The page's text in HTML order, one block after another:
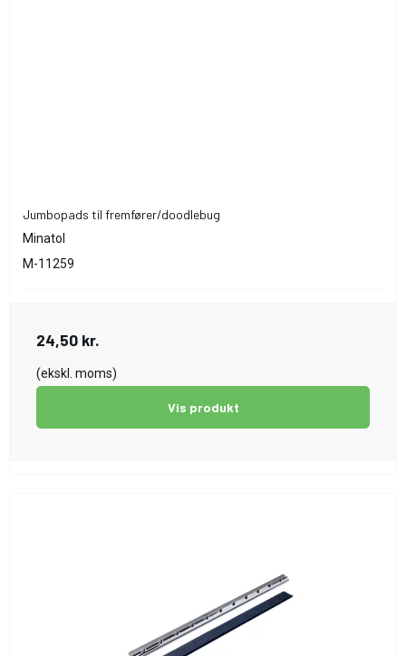
Jumbopads til fremfører/doodlebug
Minatol
M-11259
24,50 kr.
(ekskl. moms)
Vis produkt